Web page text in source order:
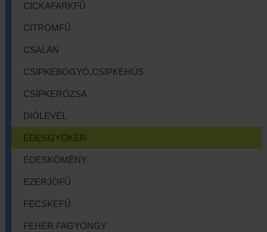
CICKAFARKFŰ
CITROMFŰ
CSALÁN
CSIPKEBOGYÓ,CSIPKEHÚS
CSIPKERÓZSA
DIÓLEVÉL
ÉDESGYÖKÉR
ÉDESKÖMÉNY
EZERJÓFŰ
FECSKEFŰ
FEHÉR FAGYÖNGY